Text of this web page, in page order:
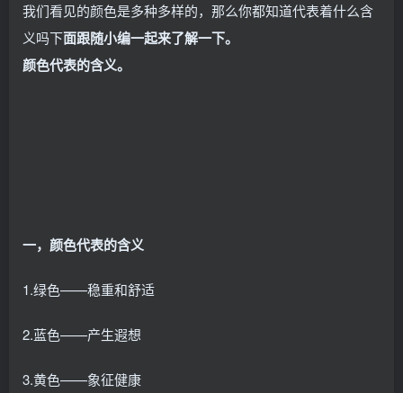
我们看见的颜色是多种多样的，那么你都知道代表着什么含
义吗下面跟随小编一起来了解一下。
颜色代表的含义。
一，颜色代表的含义
1.绿色——稳重和舒适
2.蓝色——产生遐想
3.黄色——象征健康